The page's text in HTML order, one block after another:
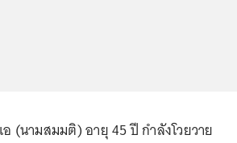
อ (นามสมมติ) อายุ 45 ปี กำลังโวยวาย